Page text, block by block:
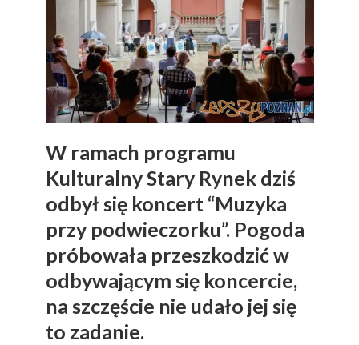
W ramach programu
Kulturalny Stary Rynek dziś
odbył się koncert “Muzyka
przy podwieczorku”. Pogoda
próbowała przeszkodzić w
odbywającym się koncercie,
na szczęście nie udało jej się
to zadanie.